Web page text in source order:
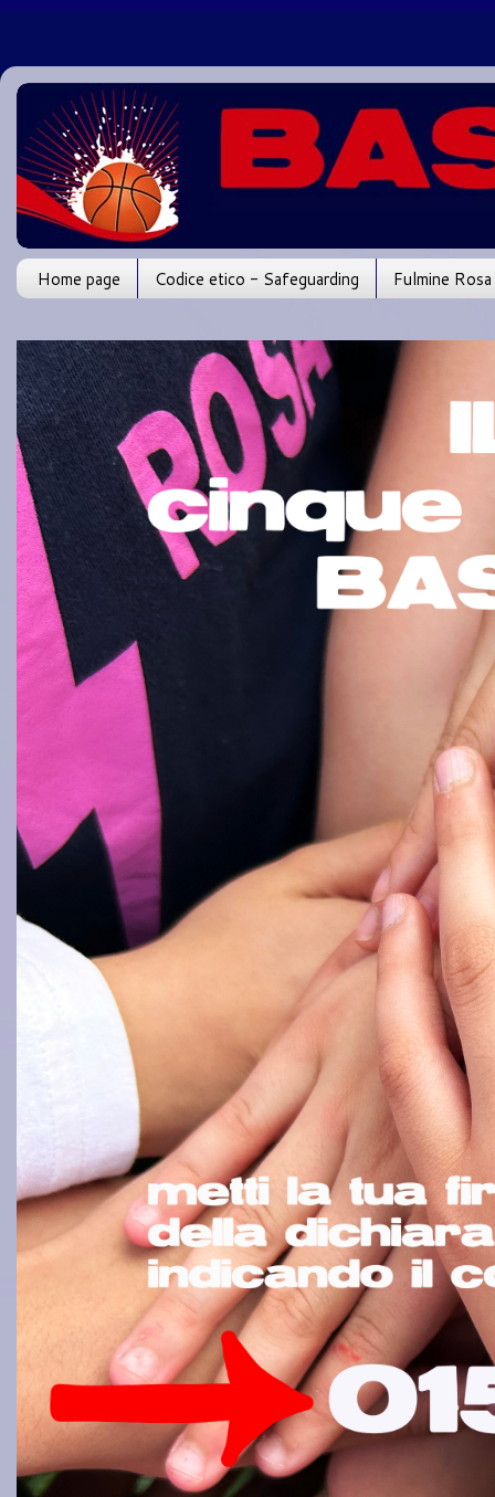
Home page Codice etico - Safeguarding Fulmine Rosa